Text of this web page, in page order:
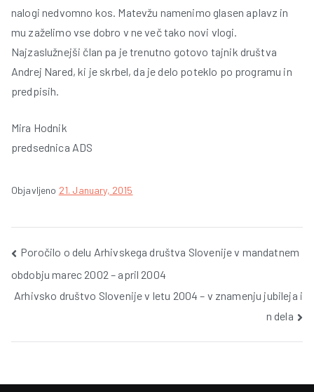
nalogi nedvomno kos. Matevžu namenimo glasen aplavz in
mu zaželimo vse dobro v ne več tako novi vlogi.
Najzaslužnejši član pa je trenutno gotovo tajnik društva
Andrej Nared, ki je skrbel, da je delo poteklo po programu in
predpisih.
Mira Hodnik
predsednica ADS
Objavljeno 21. January, 2015
Post
navigation
Poročilo o delu Arhivskega društva Slovenije v mandatnem
obdobju marec 2002 – april 2004
Arhivsko društvo Slovenije v letu 2004 – v znamenju jubileja i
n dela